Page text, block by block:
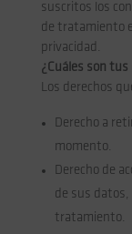
suscritos los
de tratamiento
privacidad.
¿Cuáles son tus
Los derechos
Derecho a
momento.
Derecho de
de sus datos,
tratamiento.